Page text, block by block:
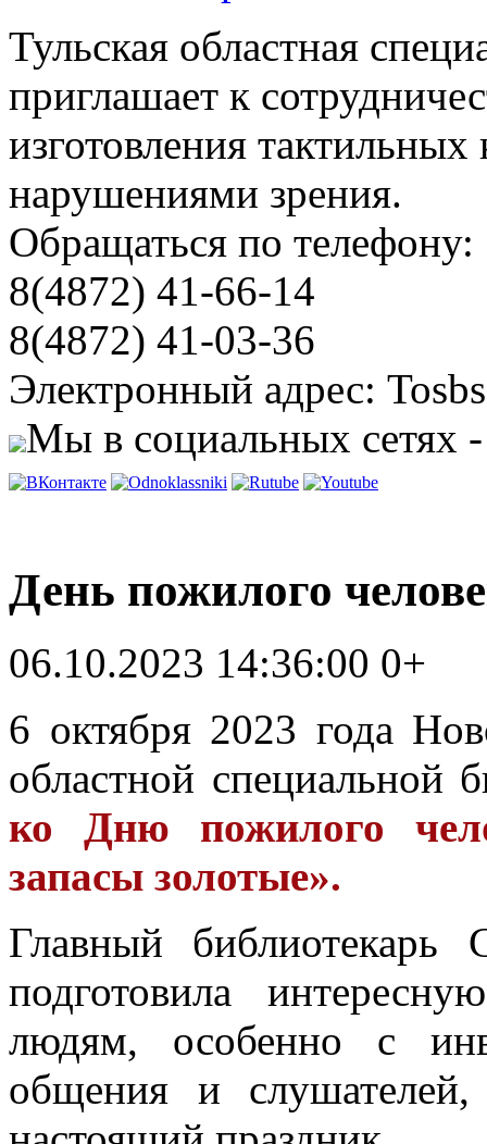
Тульская областная
приглашает к
изготовления
нарушениями зрения.
Обращаться по телефону:
8(4872) 41-66-14
8(4872) 41-03-36
Электронный адрес:
Мы в социальных сетях
День пожилого
06.10.2023 14:36:00 0+
6 октября 2023 года
областной специальной
ко Дню пожилого
запасы золотые».
Главный библиотекарь
подготовила
людям, особенно с
общения и